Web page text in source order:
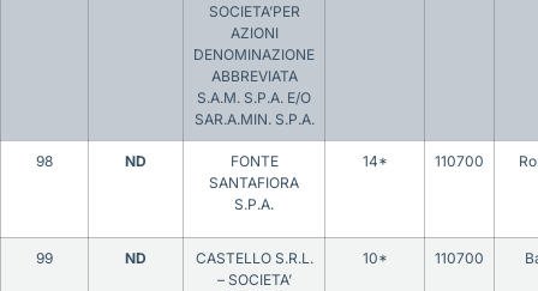
SOCIETA’PER
AZIONI
DENOMINAZIONE
ABBREVIATA
S.A.M. S.P.A. E/O
SAR.A.MIN. S.P.A.
98 ND
FONTE
SANTAFIORA
S.P.A.
14* 110700
99 ND
CASTELLO S.R.L.
– SOCIETA’
10* 110700